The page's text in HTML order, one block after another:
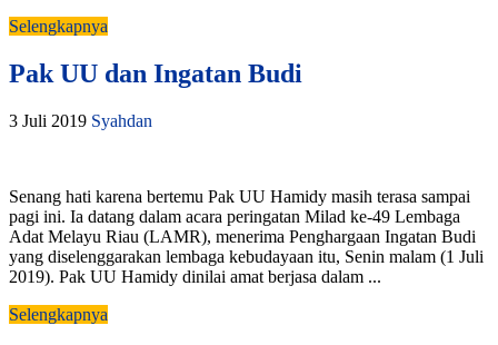
Selengkapnya
Pak UU dan Ingatan Budi
3 Juli 2019 Syahdan
Senang hati karena bertemu Pak UU Hamidy masih terasa sampai
pagi ini. Ia datang dalam acara peringatan Milad ke-49 Lembaga
Adat Melayu Riau (LAMR), menerima Penghargaan Ingatan Budi
yang diselenggarakan lembaga kebudayaan itu, Senin malam (1 Juli
2019). Pak UU Hamidy dinilai amat berjasa dalam ...
Selengkapnya